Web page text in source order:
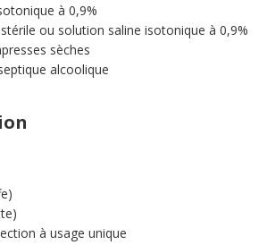
à 0,9%
ou solution saline isotonique à 0,9%
sèches
alcoolique
à usage unique